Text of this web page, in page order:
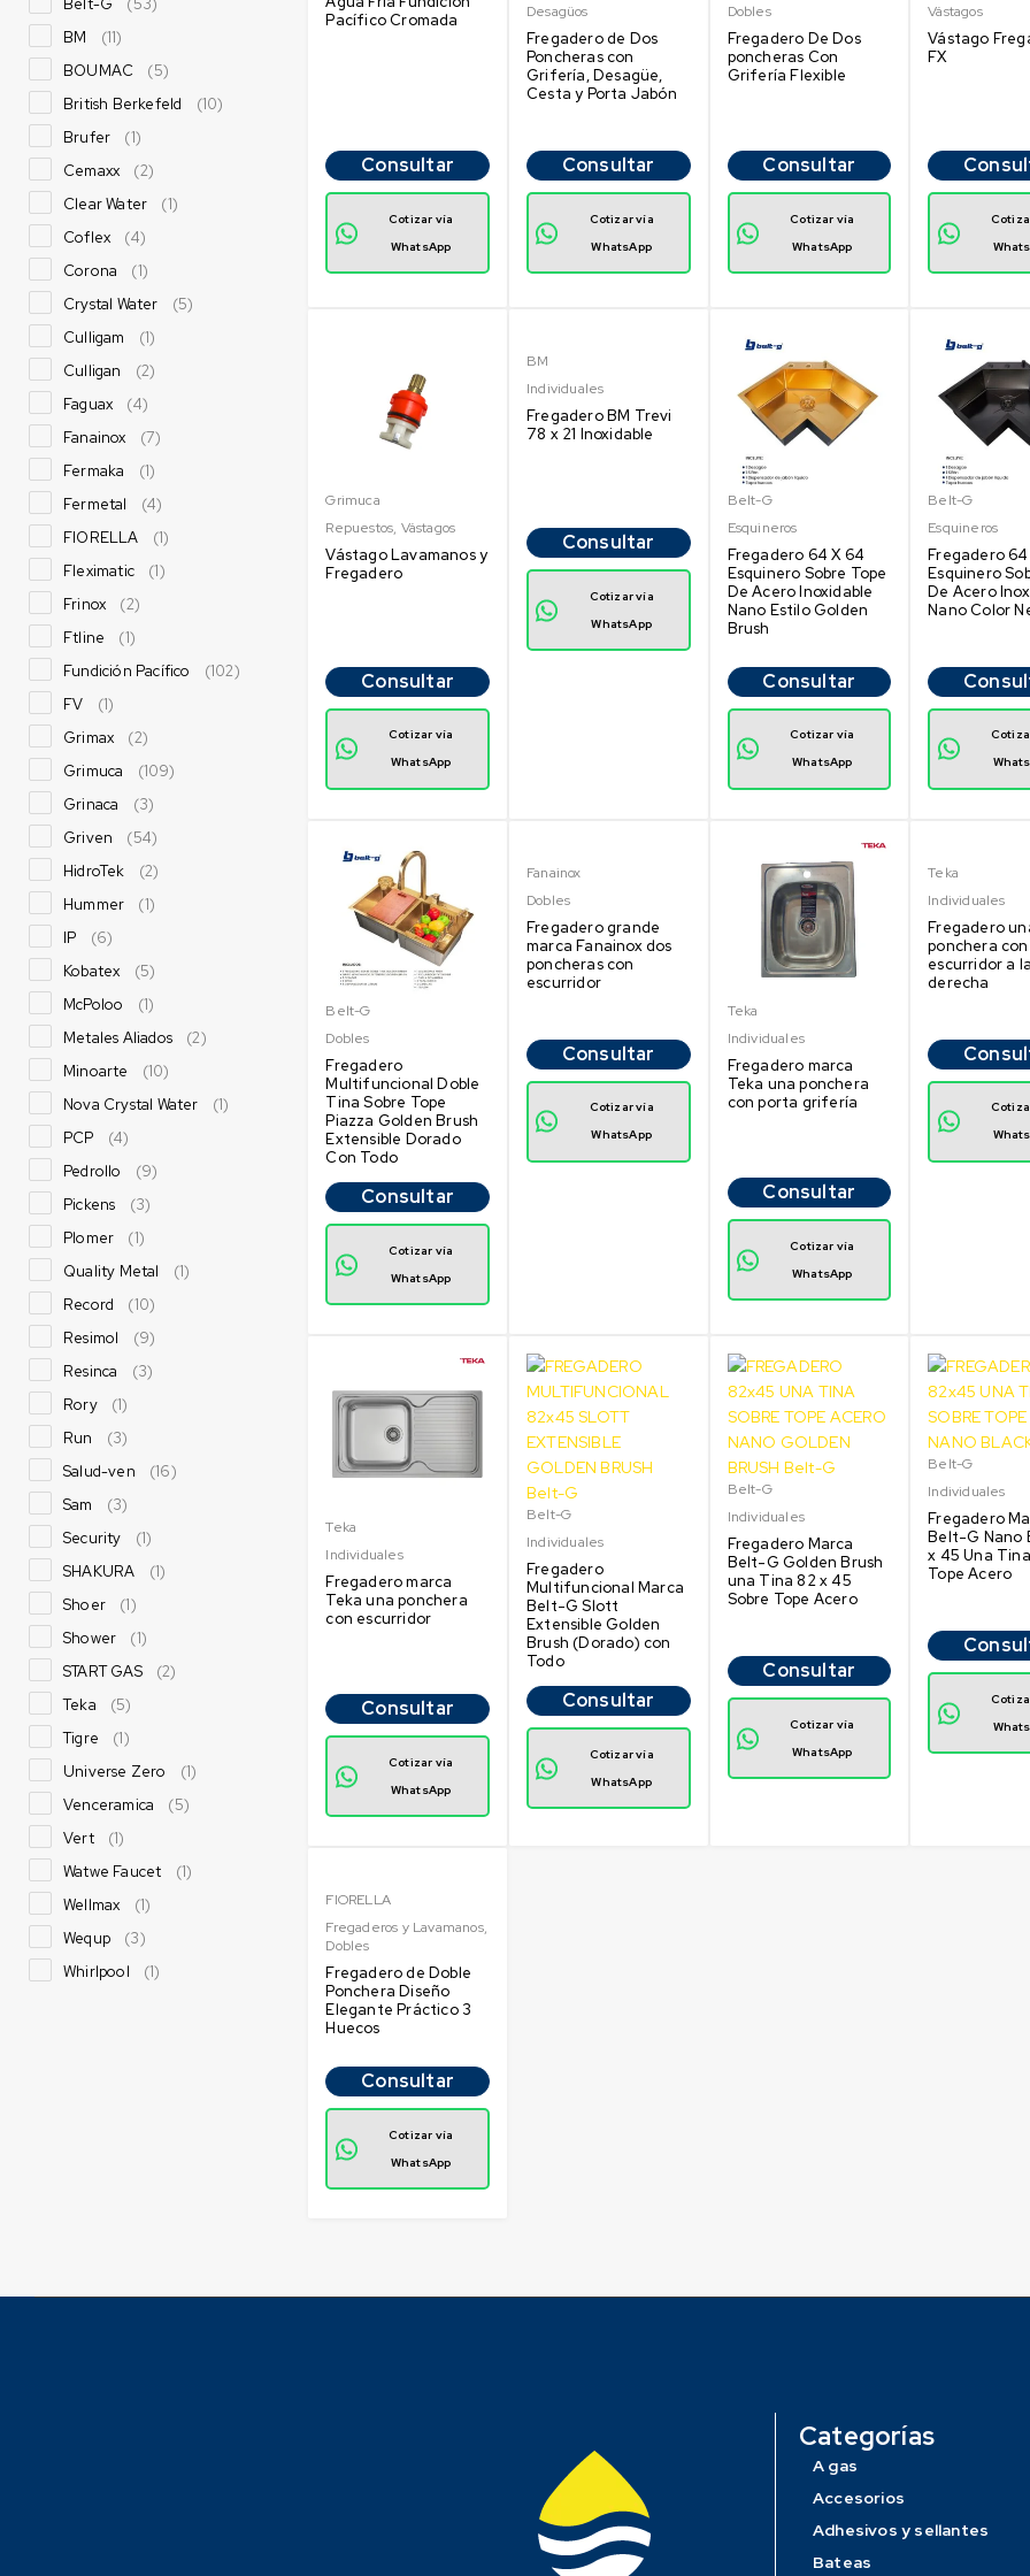
Belt-G
(53)
BM
(11)
BOUMAC
(5)
British Berkefeld
(10)
Brufer
(1)
Cemaxx
(2)
Clear Water
(1)
Coflex
(4)
Corona
(1)
Crystal Water
(5)
Culligam
(1)
Culligan
(2)
Faguax
(4)
Fanainox
(7)
Fermaka
(1)
Fermetal
(4)
FIORELLA
(1)
Fleximatic
(1)
Frinox
(2)
Ftline
(1)
Fundición Pacífico
(102)
FV
(1)
Grimax
(2)
Grimuca
(109)
Grinaca
(3)
Griven
(54)
HidroTek
(2)
Hummer
(1)
IP
(6)
Kobatex
(5)
McPoloo
(1)
Metales Aliados
(2)
Minoarte
(10)
Nova Crystal Water
(1)
PCP
(4)
Pedrollo
(9)
Pickens
(3)
Plomer
(1)
Quality Metal
(1)
Record
(10)
Resimol
(9)
Resinca
(3)
Rory
(1)
Run
(3)
Salud-ven
(16)
Sam
(3)
Security
(1)
SHAKURA
(1)
Shoer
(1)
Shower
(1)
START GAS
(2)
Teka
(5)
Tigre
(1)
Universe Zero
(1)
Venceramica
(5)
Vert
(1)
Watwe Faucet
(1)
Wellmax
(1)
Wequp
(3)
Whirlpool
(1)
Pacífico Cromada
Consultar
Cotizar vía
WhatsApp
Desagüos
Fregadero de Dos
Poncheras con
Grifería, Desagüe,
Cesta y Porta Jabón
Consultar
Cotizar vía
WhatsApp
Dobles
Fregadero De Dos
poncheras Con
Grifería Flexible
Consultar
Cotizar vía
WhatsApp
Vástagos
Vástago
FX
Grimuca
Repuestos, Vástagos
Vástago Lavamanos y
Fregadero
Consultar
Cotizar vía
WhatsApp
BM
Individuales
Fregadero BM Trevi
78 x 21 Inoxidable
Consultar
Cotizar vía
WhatsApp
Belt-G
Esquineros
Fregadero 64 X 64
Esquinero Sobre Tope
De Acero Inoxidable
Nano Estilo Golden
Brush
Consultar
Cotizar vía
WhatsApp
Belt-G
Esquineros
Fregadero
Esquinero
De Acero
Nano Color
Belt-G
Dobles
Fregadero
Multifuncional Doble
Tina Sobre Tope
Piazza Golden Brush
Extensible Dorado
Con Todo
Consultar
Cotizar vía
WhatsApp
Fanainox
Dobles
Fregadero grande
marca Fanainox dos
poncheras con
escurridor
Consultar
Cotizar vía
WhatsApp
Teka
Individuales
Fregadero marca
Teka una ponchera
con porta grifería
Consultar
Cotizar vía
WhatsApp
Teka
Individuales
Fregadero
ponchera con
escurridor a
derecha
Teka
Individuales
Fregadero marca
Teka una ponchera
con escurridor
Consultar
Cotizar vía
WhatsApp
Belt-G
Individuales
Fregadero
Multifuncional Marca
Belt-G Slott
Extensible Golden
Brush (Dorado) con
Todo
Consultar
Cotizar vía
WhatsApp
Belt-G
Individuales
Fregadero Marca
Belt-G Golden Brush
una Tina 82 x 45
Sobre Tope Acero
Consultar
Cotizar vía
WhatsApp
Belt-G
Individuales
Fregadero
Belt-G Nano
x 45 Una
Tope Acero
FIORELLA
Fregaderos y Lavamanos,
Dobles
Fregadero de Doble
Ponchera Diseño
Elegante Práctico 3
Huecos
Consultar
Cotizar vía
WhatsApp
Categorías
A gas
Accesorios
Adhesivos y sellantes
Bateas